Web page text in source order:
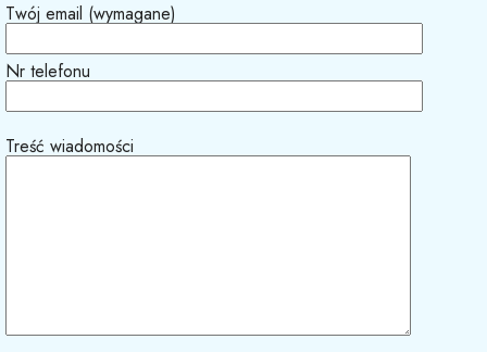
Twój email (wymagane)
Nr telefonu
Treść wiadomości